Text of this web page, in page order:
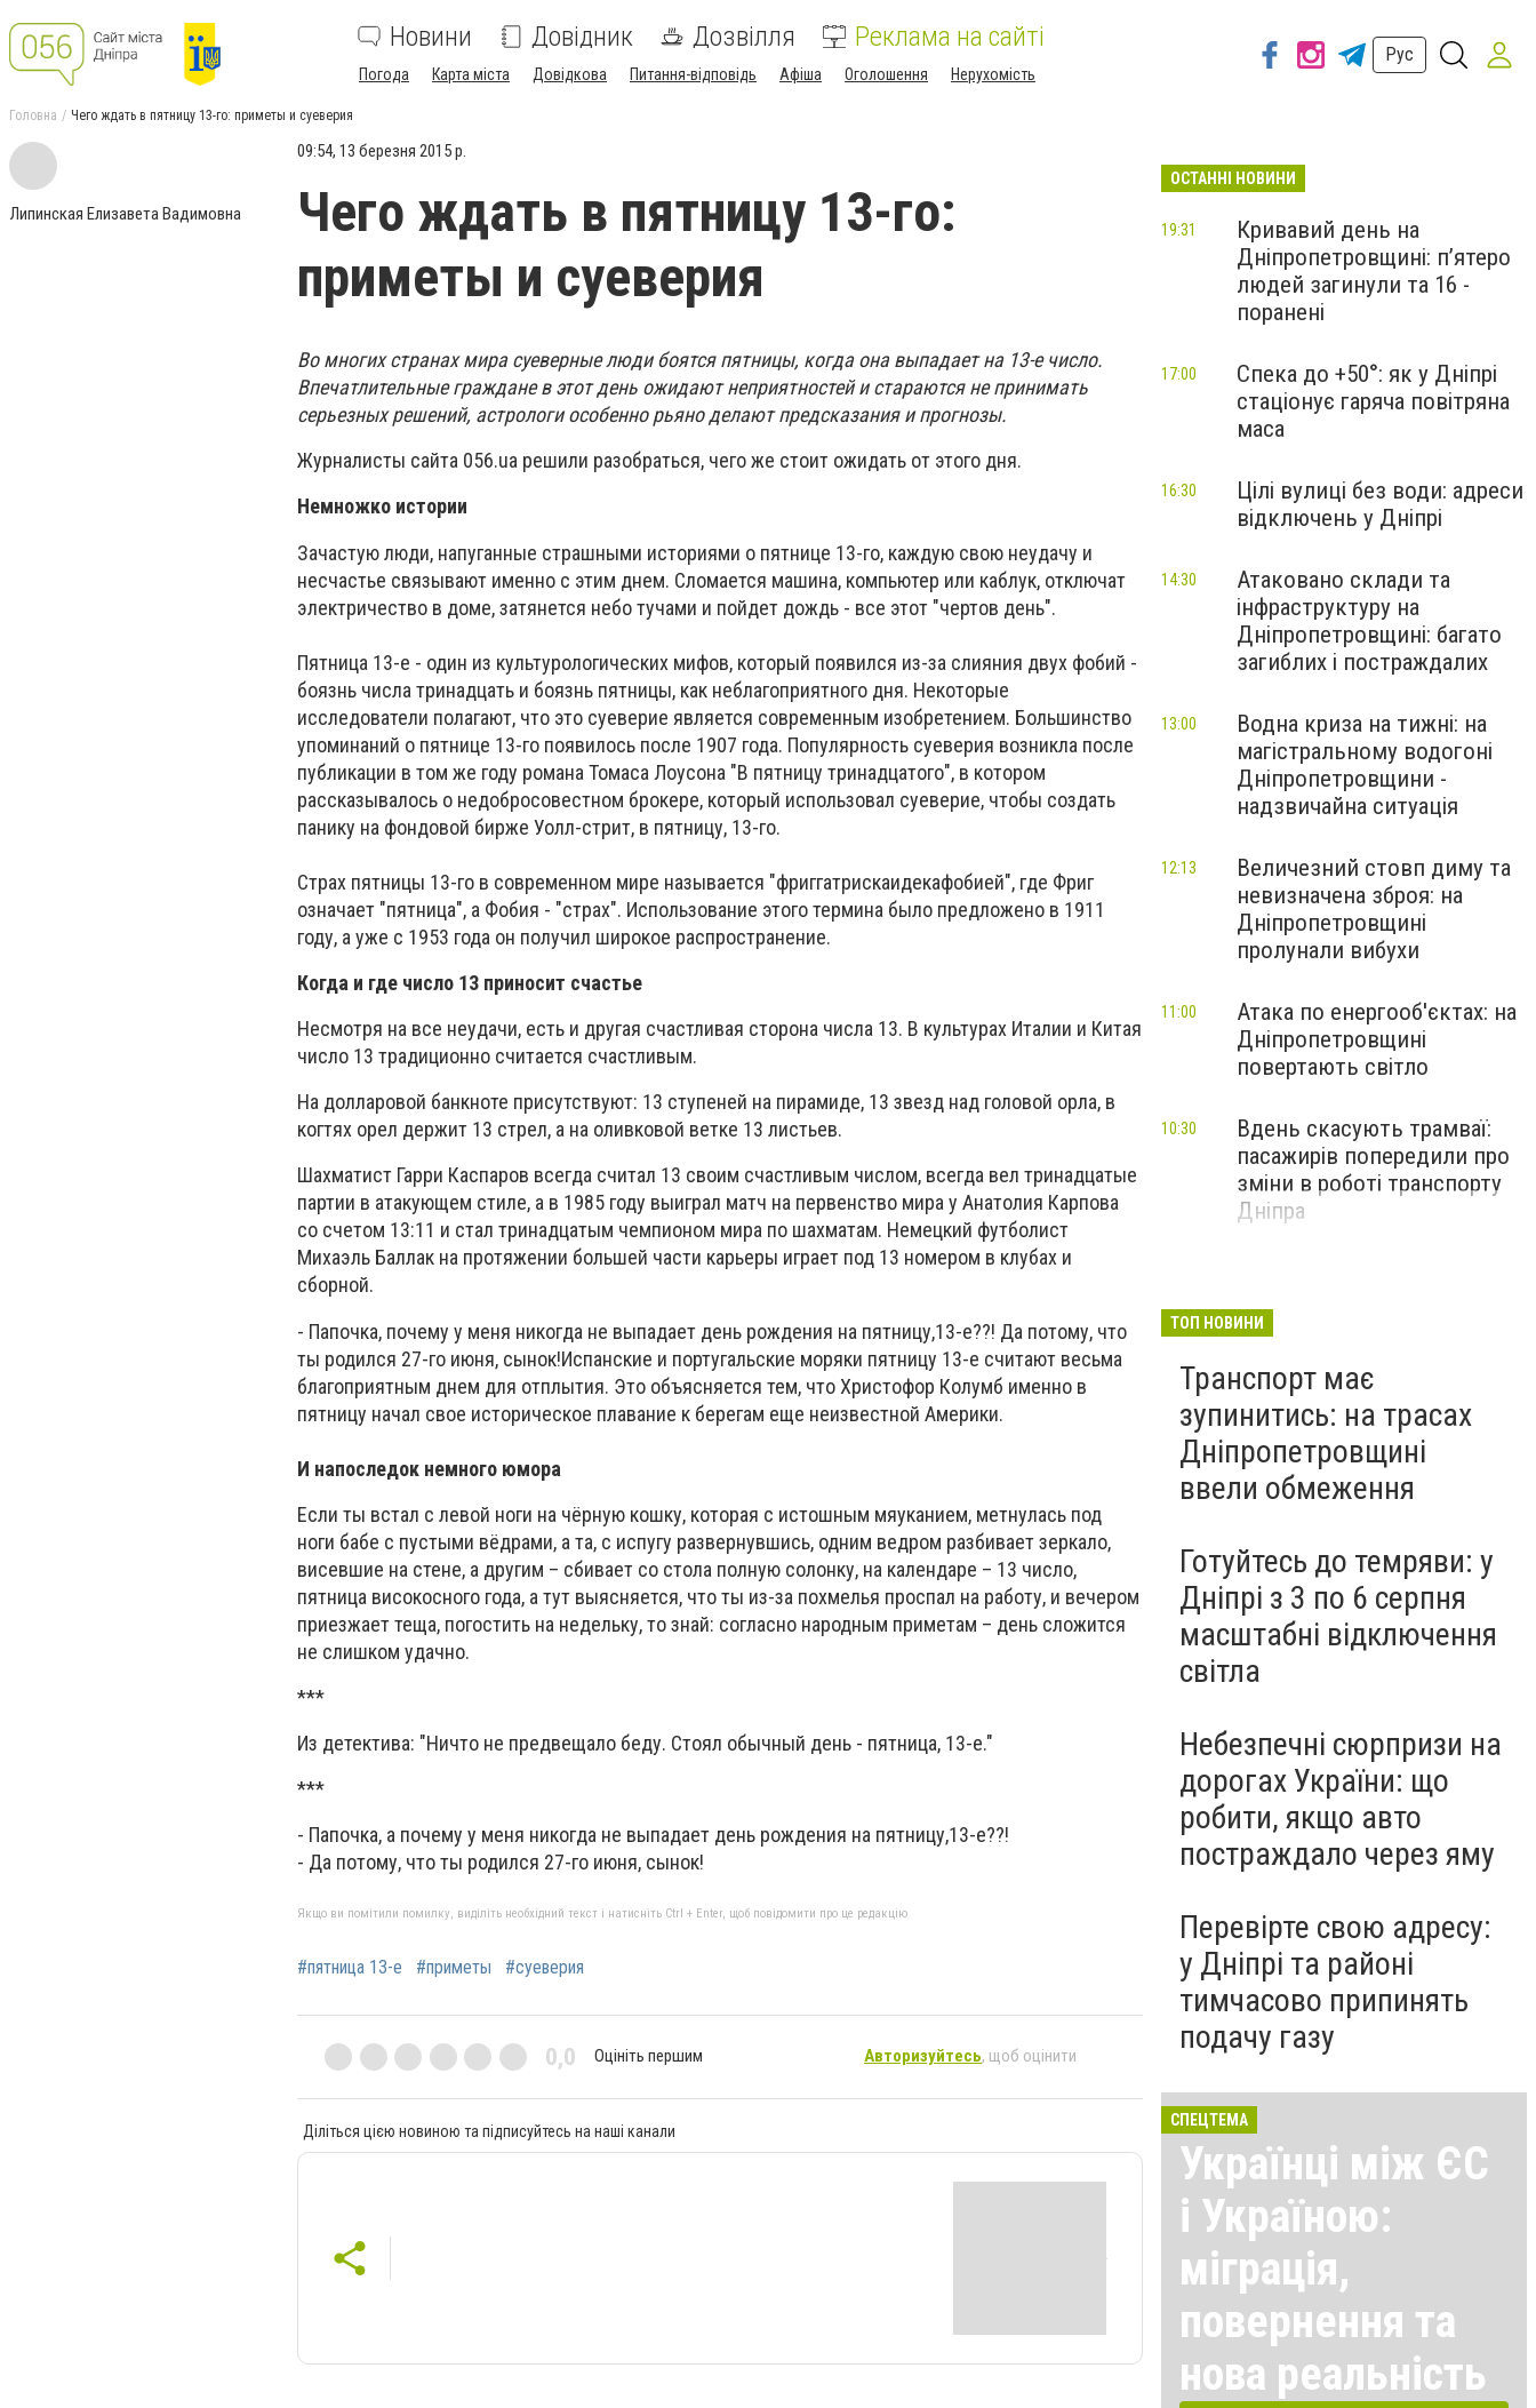
Новини Довідник Дозвілля Реклама на сайті
Погода Карта міста Довідкова Питання-відповідь Афіша Оголошення Нерухомість
Рус
Головна Чего ждать в пятницу 13-го: приметы и суеверия
Липинская Елизавета Вадимовна
09:54, 13 березня 2015 р.
Чего ждать в пятницу 13-го:
приметы и суеверия
Во многих странах мира суеверные люди боятся пятницы, когда она выпадает на 13-е число.
Впечатлительные граждане в этот день ожидают неприятностей и стараются не принимать
серьезных решений, астрологи особенно рьяно делают предсказания и прогнозы.
Журналисты сайта 056.ua решили разобраться, чего же стоит ожидать от этого дня.
Немножко истории
Зачастую люди, напуганные страшными историями о пятнице 13-го, каждую свою неудачу и
несчастье связывают именно с этим днем. Сломается машина, компьютер или каблук, отключат
электричество в доме, затянется небо тучами и пойдет дождь - все этот "чертов день".
Пятница 13-е - один из культурологических мифов, который появился из-за слияния двух фобий -
боязнь числа тринадцать и боязнь пятницы, как неблагоприятного дня. Некоторые
исследователи полагают, что это суеверие является современным изобретением. Большинство
упоминаний о пятнице 13-го появилось после 1907 года. Популярность суеверия возникла после
публикации в том же году романа Томаса Лоусона "В пятницу тринадцатого", в котором
рассказывалось о недобросовестном брокере, который использовал суеверие, чтобы создать
панику на фондовой бирже Уолл-стрит, в пятницу, 13-го.
Страх пятницы 13-го в современном мире называется "фриггатрискаидекафобией", где Фриг
означает "пятница", а Фобия - "страх". Использование этого термина было предложено в 1911
году, а уже с 1953 года он получил широкое распространение.
Когда и где число 13 приносит счастье
Несмотря на все неудачи, есть и другая счастливая сторона числа 13. В культурах Италии и Китая
число 13 традиционно считается счастливым.
На долларовой банкноте присутствуют: 13 ступеней на пирамиде, 13 звезд над головой орла, в
когтях орел держит 13 стрел, а на оливковой ветке 13 листьев.
Шахматист Гарри Каспаров всегда считал 13 своим счастливым числом, всегда вел тринадцатые
партии в атакующем стиле, а в 1985 году выиграл матч на первенство мира у Анатолия Карпова
со счетом 13:11 и стал тринадцатым чемпионом мира по шахматам. Немецкий футболист
Михаэль Баллак на протяжении большей части карьеры играет под 13 номером в клубах и
сборной.
- Папочка, почему у меня никогда не выпадает день рождения на пятницу,13-е??! Да потому, что
ты родился 27-го июня, сынок!Испанские и португальские моряки пятницу 13-е считают весьма
благоприятным днем для отплытия. Это объясняется тем, что Христофор Колумб именно в
пятницу начал свое историческое плавание к берегам еще неизвестной Америки.
И напоследок немного юмора
Если ты встал с левой ноги на чёрную кошку, которая с истошным мяуканием, метнулась под
ноги бабе с пустыми вёдрами, а та, с испугу развернувшись, одним ведром разбивает зеркало,
висевшие на стене, а другим – сбивает со стола полную солонку, на календаре – 13 число,
пятница високосного года, а тут выясняется, что ты из-за похмелья проспал на работу, и вечером
приезжает теща, погостить на недельку, то знай: согласно народным приметам – день сложится
не слишком удачно.
***
Из детектива: "Ничто не предвещало беду. Стоял обычный день - пятница, 13-е."
***
- Папочка, а почему у меня никогда не выпадает день рождения на пятницу,13-е??!
- Да потому, что ты родился 27-го июня, сынок!
Якщо ви помітили помилку, виділіть необхідний текст і натисніть Ctrl + Enter, щоб повідомити про це редакцію
#пятница 13-е #приметы #суеверия
0,0 Оцініть першим Авторизуйтесь, щоб оцінити
Діліться цією новиною та підписуйтесь на наші канали
ОСТАННІ НОВИНИ
Кривавий день на
Дніпропетровщині: п’ятеро
людей загинули та 16 -
поранені
19:31
Спека до +50°: як у Дніпрі
стаціонує гаряча повітряна
маса
17:00
Цілі вулиці без води: адреси
відключень у Дніпрі
16:30
Атаковано склади та
інфраструктуру на
Дніпропетровщині: багато
загиблих і постраждалих
14:30
Водна криза на тижні: на
магістральному водогоні
Дніпропетровщини -
надзвичайна ситуація
13:00
Величезний стовп диму та
невизначена зброя: на
Дніпропетровщині
пролунали вибухи
12:13
Атака по енергооб'єктах: на
Дніпропетровщині
повертають світло
11:00
Вдень скасують трамваї:
пасажирів попередили про
зміни в роботі транспорту
Дніпра
10:30
ТОП НОВИНИ
Транспорт має
зупинитись: на трасах
Дніпропетровщині
ввели обмеження
Готуйтесь до темряви: у
Дніпрі з 3 по 6 серпня
масштабні відключення
світла
Небезпечні сюрпризи на
дорогах України: що
робити, якщо авто
постраждало через яму
Перевірте свою адресу:
у Дніпрі та районі
тимчасово припинять
подачу газу
СПЕЦТЕМА
Українці між ЄС
і Україною:
міграція,
повернення та
нова реальність